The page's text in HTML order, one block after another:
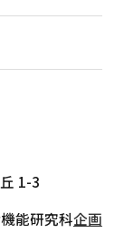
1-3
能研究科企画